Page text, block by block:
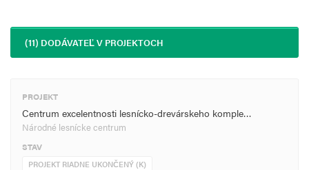
(11) DODÁVATEĽ V PROJEKTOCH
PROJEKT
Centrum excelentnosti lesnícko-drevárskeho komple…
Národné lesnícke centrum
STAV
PROJEKT RIADNE UKONČENÝ (K)